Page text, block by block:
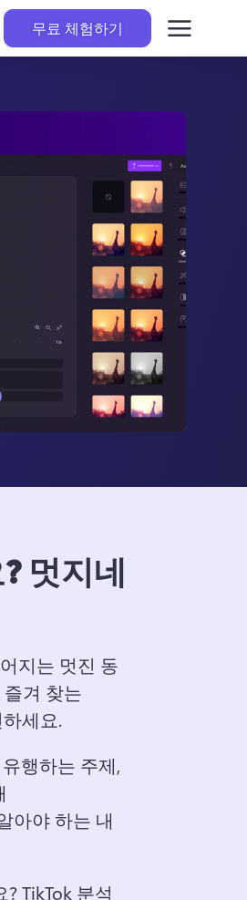
무료 체험하기
멋지네
지는 멋진 동
겨 찾는
세요.
행하는 주제,
아야 하는 내
? TikTok 분석